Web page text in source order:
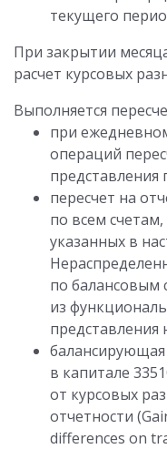
текущего
При закрытии
расчет курсовых
Выполняется
при
операций
представления
пересчет на
по всем
указанных в
по балансовым
из
представления
балансирующая
в капитале
от курсовых
отчетности
differences on